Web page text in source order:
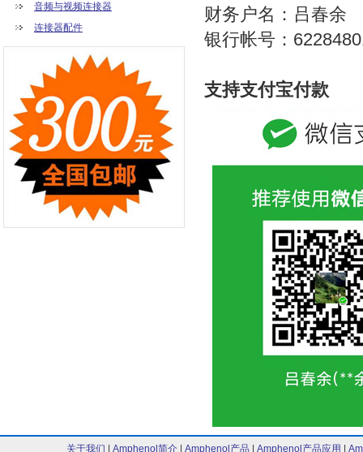
音频与视频连接器
连接器配件
财务户名：吕春余
银行帐号：
支持支付宝付款
关于我们 Amphenol简介| Amphenol产品 Amphenol产品应用